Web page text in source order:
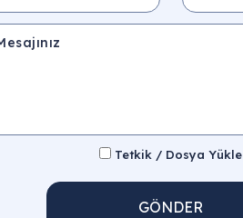
Tetkik / Dosya Yükle
GÖNDER